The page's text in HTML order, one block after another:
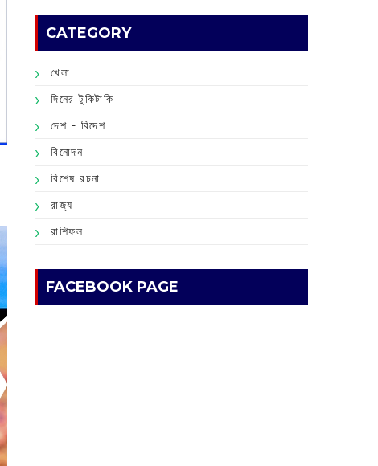
CATEGORY
খেলা
দিনের টুকিটাকি
দেশ - বিদেশ
বিনোদন
বিশেষ রচনা
রাজ্য
রাশিফল
FACEBOOK PAGE